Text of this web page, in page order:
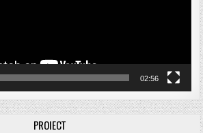
02:56
PROIECT